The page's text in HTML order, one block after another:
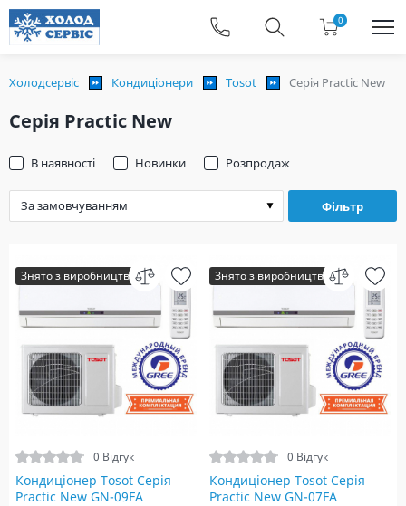
0
Холодсервіс Кондиціонери Tosot Серія Practic New
Серія Practic New
Фільтр
В наявності Новинки Розпродаж
Знято з виробництва
0 Відгук
Кондиціонер Tosot Серія
Practic New GN-09FA
Знято з виробництва
0 Відгук
Кондиціонер Tosot Серія
Practic New GN-07FA